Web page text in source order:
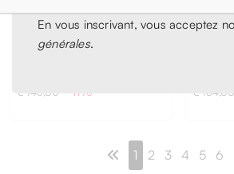
En vous inscrivant, vous acceptez
générales.
EXCHANGE
Armani Exchange
Jeans Bleu
€ 146,00 - 11%
Armani
€ 164,00
1 2 3 4 5 6